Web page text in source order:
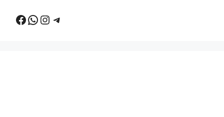
Facebook
WhatsApp
Instagram
Telegram